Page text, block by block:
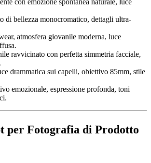
con emozione spontanea naturale, luce
di bellezza monocromatico, dettagli ultra-
atmosfera giovanile moderna, luce
ravvicinato con perfetta simmetria facciale,
drammatica sui capelli, obiettivo 85mm, stile
emozionale, espressione profonda, toni
per Fotografia di Prodotto